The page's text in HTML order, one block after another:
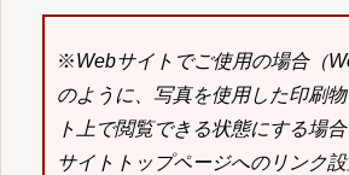
※Webサイトでご使用の場合（
のように、写真を使用した印刷
ト上で閲覧できる状態にする場
サイトトップページへのリンク